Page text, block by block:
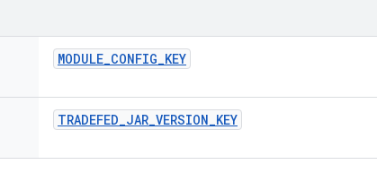
MODULE_CONFIG_KEY
TRADEFED_JAR_VERSION_KEY